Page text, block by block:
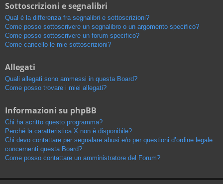
Sottoscrizioni e segnalibri
Qual è la differenza fra segnalibri e sottoscrizioni?
Come posso sottoscrivere un segnalibro o un argomento specifico?
Come posso sottoscrivere un forum specifico?
Come cancello le mie sottoscrizioni?
Allegati
Quali allegati sono ammessi in questa Board?
Come posso trovare i miei allegati?
Informazioni su phpBB
Chi ha scritto questo programma?
Perché la caratteristica X non è disponibile?
Chi devo contattare per segnalare abusi e/o per questioni d’ordine legale
concernenti questa Board?
Come posso contattare un amministratore del Forum?